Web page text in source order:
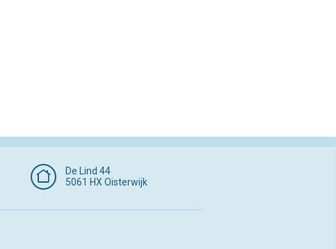
De Lind 44
5061 HX Oisterwijk